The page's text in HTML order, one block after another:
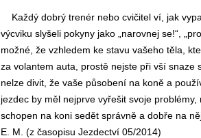
Každý dobrý trenér nebo cvičitel ví, jak
výcviku slyšeli pokyny jako „narovnej se!“,
možné, že vzhledem ke stavu vašeho těla,
za volantem auta, prostě nejste při vší snaze
nelze divit, že vaše působení na koně a
jezdec by měl nejprve vyřešit svoje
schopen na koni sedět správně a dobře na
E. M. (z časopisu Jezdectví 05/2014)